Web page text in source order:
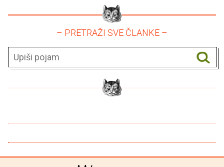
– PRETRAŽI SVE ČLANKE –